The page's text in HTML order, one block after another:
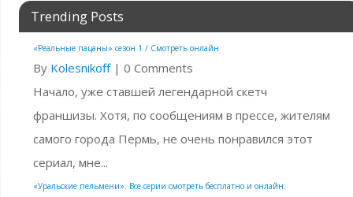
Trending Posts
«Реальные пацаны» сезон 1 / Смотреть онлайн
By Kolesnikoff| 0 Comments
Начало, уже ставшей легендарной скетч
франшизы. Хотя, по сообщениям в прессе, жителям
самого города Пермь, не очень понравился этот
сериал, мне...
«Уральские пельмени». Все серии смотреть бесплатно и онлайн.